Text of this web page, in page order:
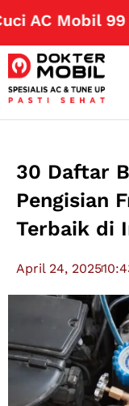
Mobil 99
30 Daftar
Pengisian
Terbaik di
April 24, 2025